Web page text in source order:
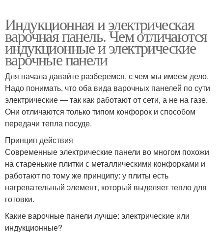
Индукционная и электрическая
варочная панель. Чем отличаются
индукционные и электрические
варочные панели
Для начала давайте разберемся, с чем мы имеем дело.
Надо понимать, что оба вида варочных панелей по сути
электрические — так как работают от сети, а не на газе.
Они отличаются только типом конфорок и способом
передачи тепла посуде.
Принцип действия
Современные электрические панели во многом похожи
на старенькие плитки с металлическими конфорками и
работают по тому же принципу: у плиты есть
нагревательный элемент, который выделяет тепло для
готовки.
Какие варочные панели лучше: электрические или
индукционные?